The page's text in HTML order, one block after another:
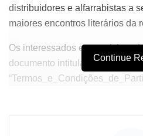
distribuidores e alfarrabistas a
maiores encontros literários da
Os interessados em participar
documento intitulado
Continue